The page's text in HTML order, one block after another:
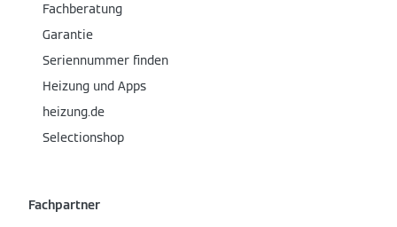
Fachberatung
Garantie
Seriennummer finden
Heizung und Apps
heizung.de
Selectionshop
Fachpartner